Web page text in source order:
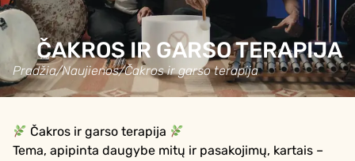
ČAKROS IR GARSO TERAPIJA
Pradžia/Naujienos/Čakros ir garso terapija
Čakros ir garso terapija
Tema, apipinta daugybe mitų ir pasakojimų, kartais –